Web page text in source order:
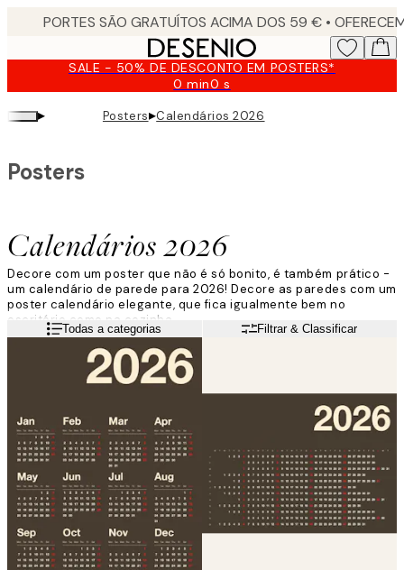
SALE - 50% DE DESCONTO EM POSTERS*
0 min0 s
Válido
até:
2026-
▸ Posters▸Calendários 2026
Calendários 2026
Posters
Decore com um poster que não é só bonito, é também prático -
um calendário de parede para2026! Decore as paredes com um
poster calendário elegante, que fica igualmente bem no
escritório como na cozinha.
Leia maisTodas a categorias Filtrar & Classificar